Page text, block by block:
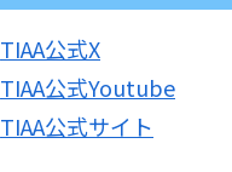
TIAA公式X
TIAA公式Youtube
TIAA公式サイト